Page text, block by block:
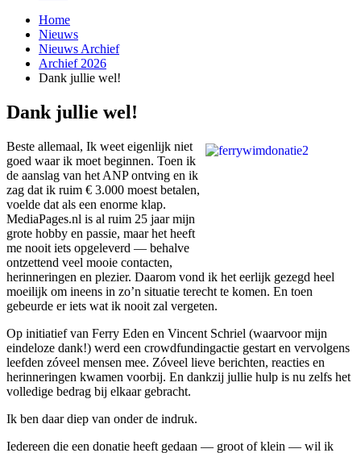
Home
Nieuws
Nieuws Archief
Archief 2026
Dank jullie wel!
Dank jullie wel!
Beste allemaal, Ik weet eigenlijk niet
goed waar ik moet beginnen. Toen ik
de aanslag van het ANP ontving en ik
zag dat ik ruim € 3.000 moest betalen,
voelde dat als een enorme klap.
MediaPages.nl is al ruim 25 jaar mijn
grote hobby en passie, maar het heeft
me nooit iets opgeleverd — behalve
ontzettend veel mooie contacten,
herinneringen en plezier. Daarom vond ik het eerlijk gezegd heel
moeilijk om ineens in zo’n situatie terecht te komen. En toen
gebeurde er iets wat ik nooit zal vergeten.
Op initiatief van Ferry Eden en Vincent Schriel (waarvoor mijn
eindeloze dank!) werd een crowdfundingactie gestart en vervolgens
leefden zóveel mensen mee. Zóveel lieve berichten, reacties en
herinneringen kwamen voorbij. En dankzij jullie hulp is nu zelfs het
volledige bedrag bij elkaar gebracht.
Ik ben daar diep van onder de indruk.
Iedereen die een donatie heeft gedaan — groot of klein — wil ik